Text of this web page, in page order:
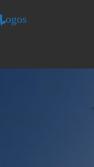
Logos